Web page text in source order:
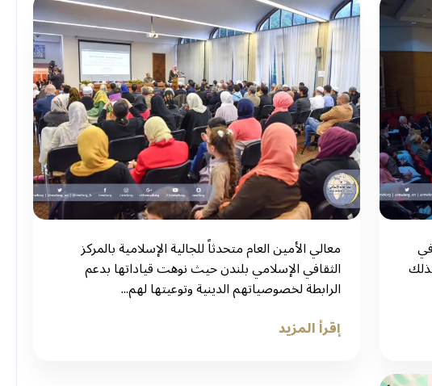
‏معالي الأمين العام متحدثاً للجالية الإسلامية بالمركز
الثقافي الإسلامي بلندن حيث نوهت قياداتها بدعم
الرابطة لخصوصياتهم الدينية وتوعيتها لهم...
إقرأ المزيد